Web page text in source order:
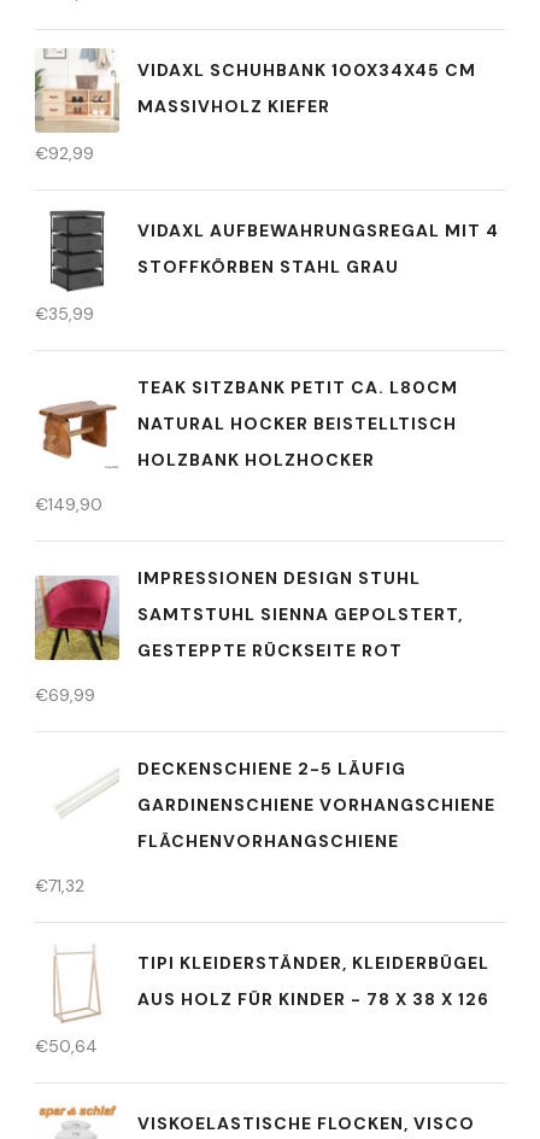
VIDAXL SCHUHBANK 100X34X45 CM
MASSIVHOLZ KIEFER
€92,99
VIDAXL AUFBEWAHRUNGSREGAL MIT 4
STOFFKÖRBEN STAHL GRAU
€35,99
TEAK SITZBANK PETIT CA. L80CM
NATURAL HOCKER BEISTELLTISCH
HOLZBANK HOLZHOCKER
€149,90
IMPRESSIONEN DESIGN STUHL
SAMTSTUHL SIENNA GEPOLSTERT,
GESTEPPTE RÜCKSEITE ROT
€69,99
DECKENSCHIENE 2-5 LÄUFIG
GARDINENSCHIENE VORHANGSCHIENE
FLÄCHENVORHANGSCHIENE
€71,32
TIPI KLEIDERSTÄNDER, KLEIDERBÜGEL
AUS HOLZ FÜR KINDER - 78 X 38 X 126
€50,64
VISKOELASTISCHE FLOCKEN, VISCO